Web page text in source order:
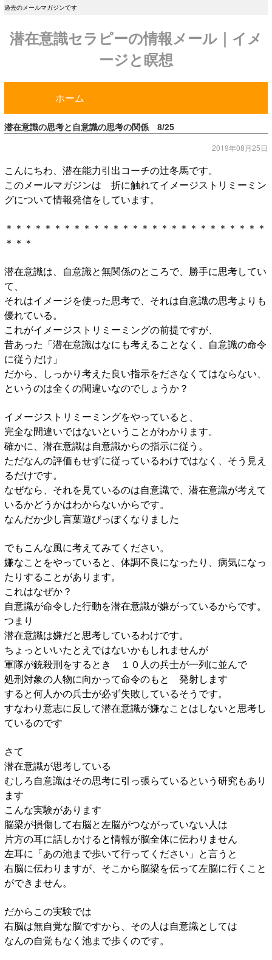
過去のメールマガジンです
潜在意識セラピーの情報メール｜イメ
ージと瞑想
ホーム
潜在意識の思考と自意識の思考の関係 8/25
2019年08月25日
こんにちわ、潜在能力引出コーチの辻冬馬です。
このメールマガジンは 折に触れてイメージストリミーミン
グについて情報発信をしています。
＊＊＊＊＊＊＊＊＊＊＊＊＊＊＊＊＊＊＊＊＊＊＊＊＊＊＊
＊＊＊
潜在意識は、自意識と無関係のところで、勝手に思考してい
て、
それはイメージを使った思考で、それは自意識の思考よりも
優れている。
これがイメージストリミーミングの前提ですが、
昔あった「潜在意識はなにも考えることなく、自意識の命令
に従うだけ」
だから、しっかり考えた良い指示をださなくてはならない、
というのは全くの間違いなのでしょうか？
イメージストリミーミングをやっていると、
完全な間違いではないということがわかります。
確かに、潜在意識は自意識からの指示に従う。
ただなんの評価もせずに従っているわけではなく、そう見え
るだけです。
なぜなら、それを見ているのは自意識で、潜在意識が考えて
いるかどうかはわからないからです。
なんだか少し言葉遊びっぽくなりました
でもこんな風に考えてみてください。
嫌なことをやっていると、体調不良になったり、病気になっ
たりすることがあります。
これはなぜか？
自意識が命令した行動を潜在意識が嫌がっているからです。
つまり
潜在意識は嫌だと思考しているわけです。
ちょっといいたとえではないかもしれませんが
軍隊が銃殺刑をするとき １０人の兵士が一列に並んで
処刑対象の人物に向かって命令のもと 発射します
すると何人かの兵士が必ず失敗しているそうです。
すなわり意志に反して潜在意識が嫌なことはしないと思考し
ているのです
さて
潜在意識が思考している
むしろ自意識はその思考に引っ張らているという研究もあり
ます
こんな実験があります
脳梁が損傷して右脳と左脳がつながっていない人は
片方の耳に話しかけると情報が脳全体に伝わりません
左耳に「あの池まで歩いて行ってください」と言うと
右脳に伝わりますが、そこから脳梁を伝って左脳に行くこと
ができません。
だからこの実験では
右脳は無自覚な脳ですから、その人は自意識としては
なんの自覚もなく池まで歩くのです。